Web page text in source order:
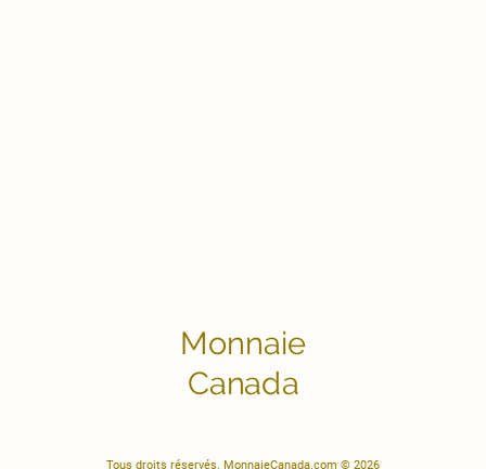
Monnaie
Canada
Tous droits réservés. MonnaieCanada.com © 2026